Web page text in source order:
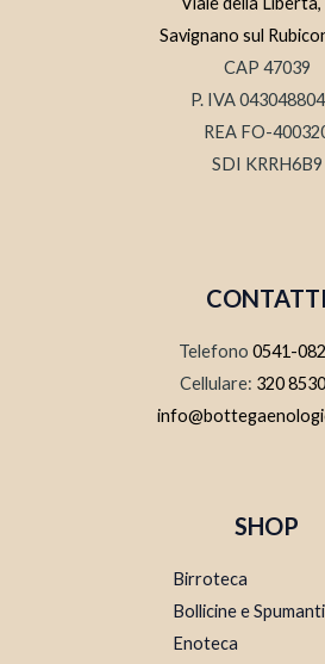
Savignano sul
CAP 47039
P. IVA
REA FO-
SDI KRRH6B9
CONTATTI
Telefono 0541-
Cellulare: 320
SHOP
Birroteca
Bollicine e Spumanti
Enoteca